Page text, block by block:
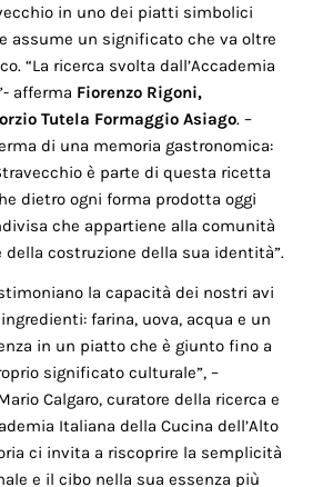
in uno dei piatti simbolici
assume un significato che va oltre
“La ricerca svolta dall’Accademia
afferma Fiorenzo Rigoni,
Tutela Formaggio Asiago. –
di una memoria gastronomica:
è parte di questa ricetta
dietro ogni forma prodotta oggi
che appartiene alla comunità
costruzione della sua identità”.
la capacità dei nostri avi
farina, uova, acqua e un
in un piatto che è giunto fino a
significato culturale”, –
Calgaro, curatore della ricerca e
Italiana della Cucina dell’Alto
ci invita a riscoprire la semplicità
e il cibo nella sua essenza più